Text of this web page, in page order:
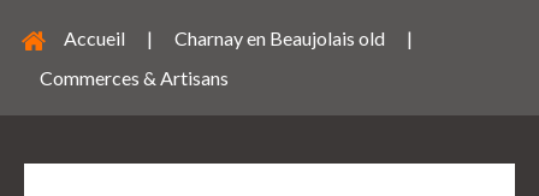
Accueil | Charnay en Beaujolais old
|
Commerces & Artisans